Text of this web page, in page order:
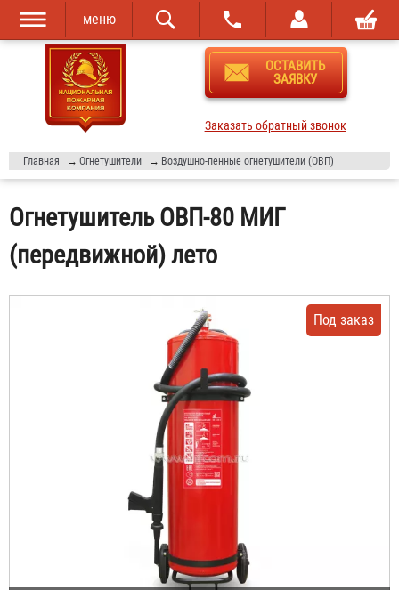
Перейти к
основному
содержанию
Skip to
navigation
меню
ОСТАВИТЬ
ЗАЯВКУ
Заказать обратный звонок
Главная → Огнетушители → Воздушно-пенные огнетушители (ОВП)
Огнетушитель ОВП-80 МИГ
(передвижной) лето
Под заказ